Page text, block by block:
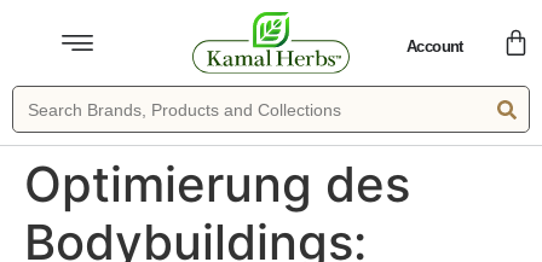
Account
Optimierung des
Bodybuildings: